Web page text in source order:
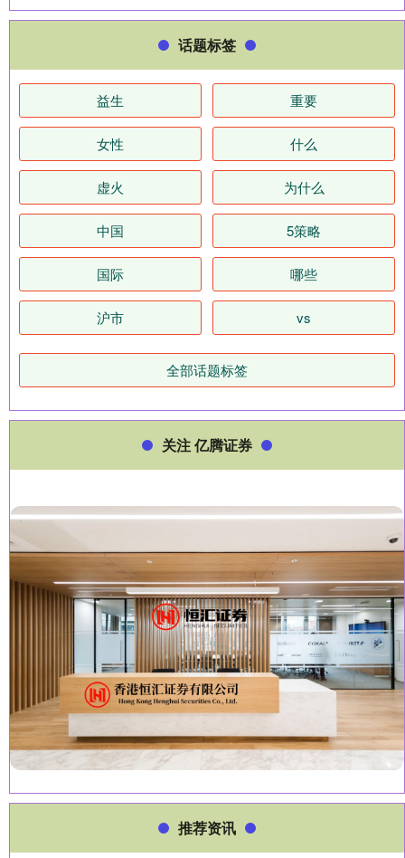
话题标签
益生 重要
女性 什么
虚火 为什么
中国 5策略
国际 哪些
沪市 vs
全部话题标签
关注 亿腾证券
推荐资讯